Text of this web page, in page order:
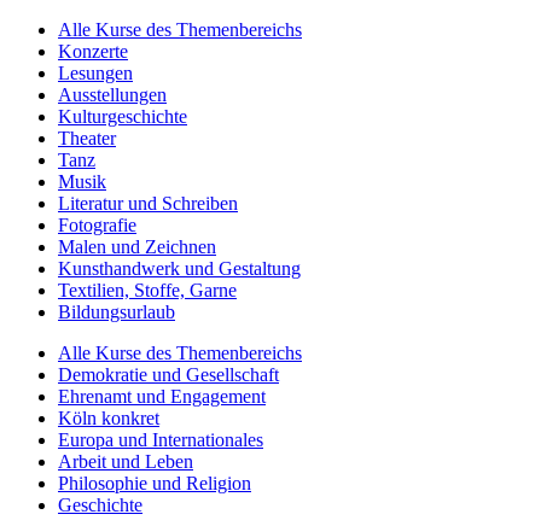
Alle Kurse des Themenbereichs
Konzerte
Lesungen
Ausstellungen
Kulturgeschichte
Theater
Tanz
Musik
Literatur und Schreiben
Fotografie
Malen und Zeichnen
Kunsthandwerk und Gestaltung
Textilien, Stoffe, Garne
Bildungsurlaub
Alle Kurse des Themenbereichs
Demokratie und Gesellschaft
Ehrenamt und Engagement
Köln konkret
Europa und Internationales
Arbeit und Leben
Philosophie und Religion
Geschichte